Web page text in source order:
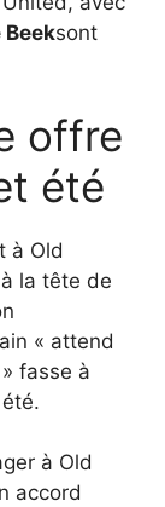
Beeksont
offre
été
à Old
la tête de
« attend
fasse à
à Old
accord